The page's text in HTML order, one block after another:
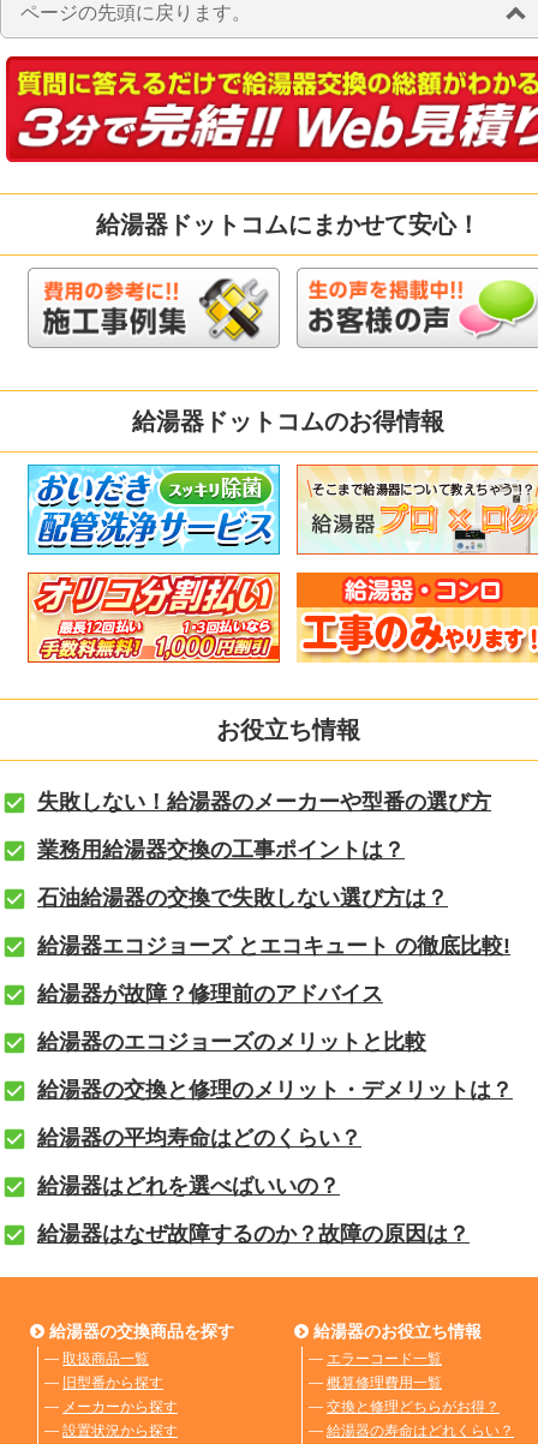
ページの先頭に戻ります。
給湯器ドットコムにまかせて安心！
給湯器ドットコムのお得情報
お役立ち情報
失敗しない！給湯器のメーカーや型番の選び方
業務用給湯器交換の工事ポイントは？
石油給湯器の交換で失敗しない選び方は？
給湯器エコジョーズ とエコキュート の徹底比較!
給湯器が故障？修理前のアドバイス
給湯器のエコジョーズのメリットと比較
給湯器の交換と修理のメリット・デメリットは？
給湯器の平均寿命はどのくらい？
給湯器はどれを選べばいいの？
給湯器はなぜ故障するのか？故障の原因は？
給湯器の交換商品を探す
― 取扱商品一覧
― 旧型番から探す
― メーカーから探す
― 設置状況から探す
給湯器のお役立ち情報
― エラーコード一覧
― 概算修理費用一覧
― 交換と修理どちらがお得？
― 給湯器の寿命はどれくらい？